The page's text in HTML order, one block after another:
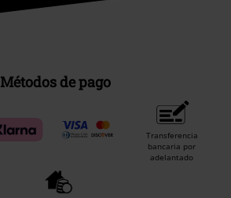
Métodos de pago
Transferencia
bancaria por
adelantado